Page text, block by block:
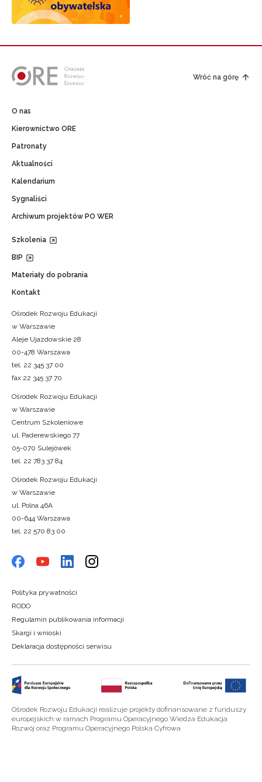
Wróć na górę
O nas
Kierownictwo ORE
Patronaty
Aktualności
Kalendarium
Sygnaliści
Archiwum projektów PO WER
Szkolenia
BIP
Materiały do pobrania
Kontakt
Ośrodek Rozwoju Edukacji
w Warszawie
Aleje Ujazdowskie 28
00-478 Warszawa
tel. 22 345 37 00
fax 22 345 37 70
Ośrodek Rozwoju Edukacji
w Warszawie
Centrum Szkoleniowe
ul. Paderewskiego 77
05-070 Sulejówek
tel. 22 783 37 84
Ośrodek Rozwoju Edukacji
w Warszawie
ul. Polna 46A
00-644 Warszawa
tel. 22 570 83 00
Polityka prywatności
RODO
Regulamin publikowania informacji
Skargi i wnioski
Deklaracja dostępności serwisu
Ośrodek Rozwoju Edukacji realizuje projekty dofinansowane z funduszy
europejskich w ramach Programu Operacyjnego Wiedza Edukacja
Rozwój oraz Programu Operacyjnego Polska Cyfrowa